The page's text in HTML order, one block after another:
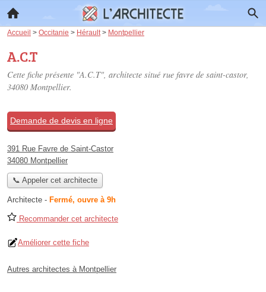
Accueil > Occitanie > Hérault > Montpellier
A.C.T
Cette fiche présente "A.C.T", architecte situé rue favre de saint-castor,
34080 Montpellier.
Demande de devis en ligne
391 Rue Favre de Saint-Castor
34080 Montpellier
📞 Appeler cet architecte
Architecte - Fermé, ouvre à 9h
Recommander cet architecte
Améliorer cette fiche
Autres architectes à Montpellier